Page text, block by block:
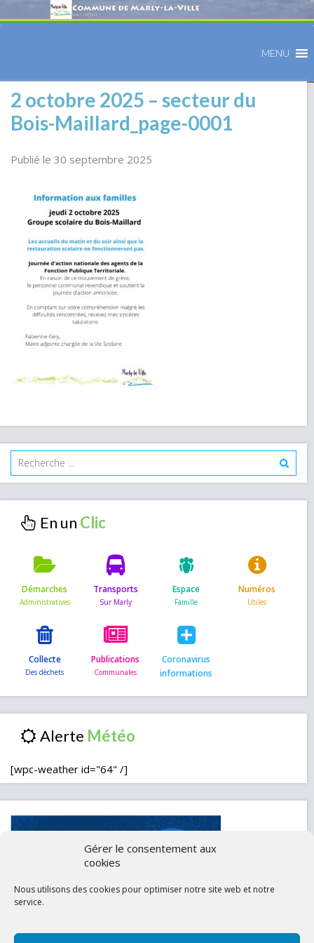
Gérer le consentement aux
cookies
Nous utilisons des cookies pour optimiser notre site web et notre
service.
MENU
2 octobre 2025 – secteur du
Bois-Maillard_page-0001
Publié le 30 septembre 2025
En un
Démarches Transports Espace Numéros
Collecte Publications
Coronavirus
informations
Alerte
[wpc-weather id="64" /]